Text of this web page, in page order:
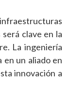
clave en la
La ingeniería
un aliado en
innovación a